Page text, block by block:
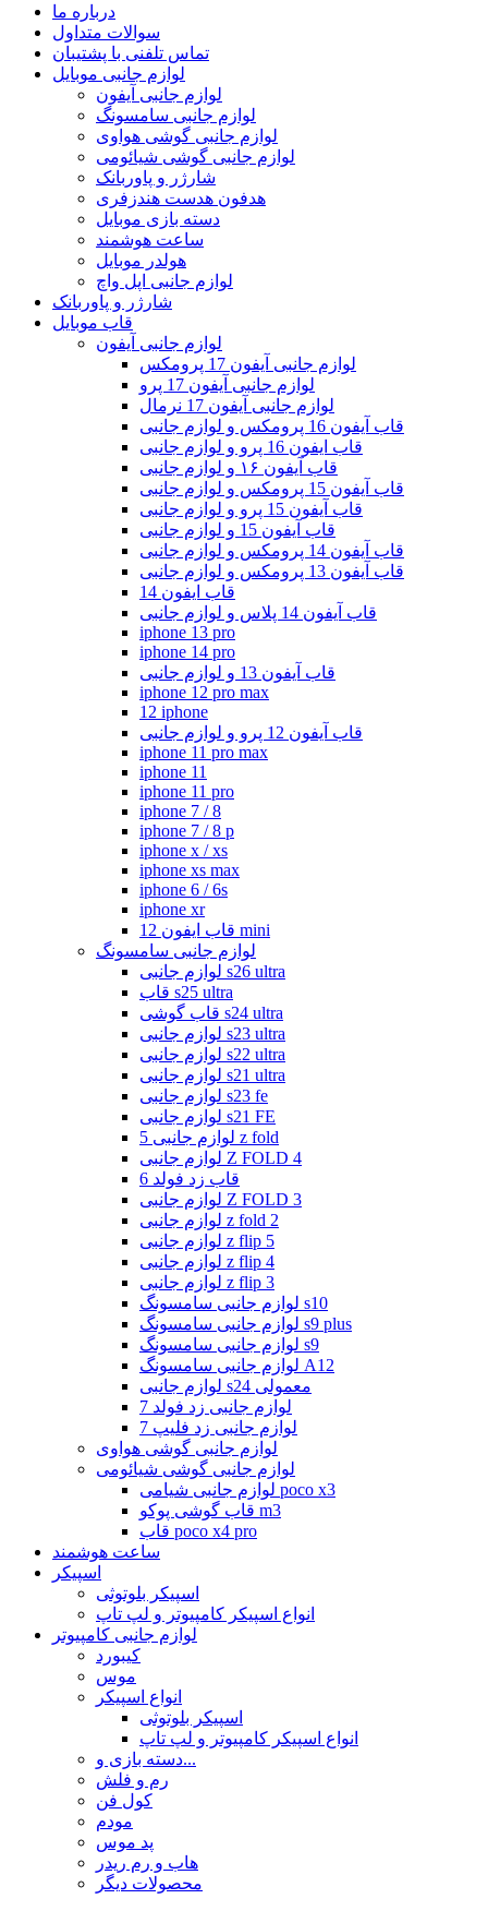
درباره ما
سوالات متداول
تماس تلفنی با پشتیبان
لوازم جانبی موبایل
لوازم جانبی آیفون
لوازم جانبی سامسونگ
لوازم جانبی گوشی هواوی
لوازم جانبی گوشی شیائومی
شارژر و پاوربانک
هدفون هدست هندزفری
دسته بازی موبایل
ساعت هوشمند
هولدر موبایل
لوازم جانبی اپل واچ
شارژر و پاوربانک
قاب موبایل
لوازم جانبی آیفون
لوازم جانبی آیفون 17 پرومکس
لوازم جانبی آیفون 17 پرو
لوازم جانبی آیفون 17 نرمال
قاب آیفون 16 پرومکس و لوازم جانبی
قاب ایفون 16 پرو و لوازم جانبی
قاب آیفون ۱۶ و لوازم جانبی
قاب آیفون 15 پرومکس و لوازم جانبی
قاب آیفون 15 پرو و لوازم جانبی
قاب آیفون 15 و لوازم جانبی
قاب آیفون 14 پرومکس و لوازم جانبی
قاب آیفون 13 پرومکس و لوازم جانبی
قاب ایفون 14
قاب آیفون 14 پلاس و لوازم جانبی
iphone 13 pro
iphone 14 pro
قاب آیفون 13 و لوازم جانبی
iphone 12 pro max
12 iphone
قاب آیفون 12 پرو و لوازم جانبی
iphone 11 pro max
iphone 11
iphone 11 pro
iphone 7 / 8
iphone 7 / 8 p
iphone x / xs
iphone xs max
iphone 6 / 6s
iphone xr
قاب ایفون 12 mini
لوازم جانبی سامسونگ
لوازم جانبی s26 ultra
قاب s25 ultra
قاب گوشی s24 ultra
لوازم جانبی s23 ultra
لوازم جانبی s22 ultra
لوازم جانبی s21 ultra
لوازم جانبی s23 fe
لوازم جانبی s21 FE
لوازم جانبی 5 z fold
لوازم جانبی Z FOLD 4
قاب زد فولد 6
لوازم جانبی Z FOLD 3
لوازم جانبی z fold 2
لوازم جانبی z flip 5
لوازم جانبی z flip 4
لوازم جانبی z flip 3
لوازم جانبی سامسونگ s10
لوازم جانبی سامسونگ s9 plus
لوازم جانبی سامسونگ s9
لوازم جانبی سامسونگ A12
لوازم جانبی s24 معمولی
لوازم جانبی زد فولد 7
لوازم جانبی زد فلیپ 7
لوازم جانبی گوشی هواوی
لوازم جانبی گوشی شیائومی
لوازم جانبی شیامی poco x3
قاب گوشی پوکو m3
قاب poco x4 pro
ساعت هوشمند
اسپیکر
اسپیکر بلوتوثی
انواع اسپیکر کامپیوتر و لپ تاپ
لوازم جانبی کامپیوتر
کیبورد
موس
انواع اسپیکر
اسپیکر بلوتوثی
انواع اسپیکر کامپیوتر و لپ تاپ
دسته بازی و...
رم و فلش
کول فن
مودم
پد موس
هاب و رم ریدر
محصولات دیگر